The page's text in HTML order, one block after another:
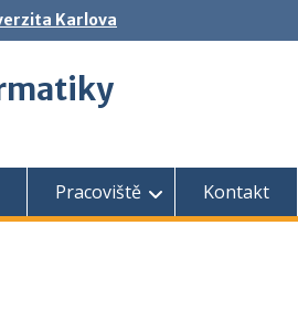
Karlova
Pracoviště Kontakt